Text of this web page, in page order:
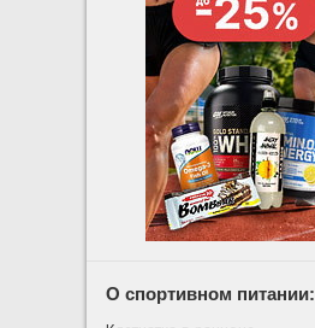
О спортивном питании: